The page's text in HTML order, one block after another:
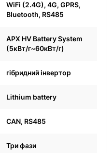
WiFi (2.4G), 4G, GPRS,
Bluetooth, RS485
APX HV Battery System
(5кВт/г~60кВт/г)
гібридний інвертор
Lithium battery
CAN, RS485
Три фази